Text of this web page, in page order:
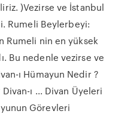
)Vezirse ve İstanbul
Rumeli Beylerbeyi:
Rumeli nin en yüksek
Bu nedenle vezirse ve
ı Hümayun Nedir ?
ı ... Divan Üyeleri
Görevleri